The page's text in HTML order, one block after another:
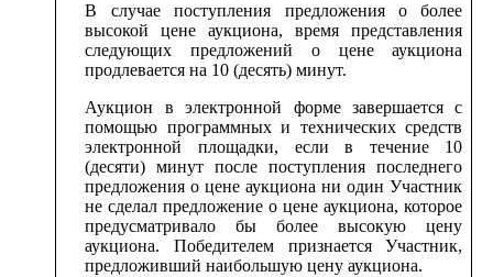
В случае поступления предложения о более
высокой цене аукциона, время представления
следующих предложений о цене аукциона
продлевается на 10 (десять) минут.
Аукцион в электронной форме завершается с
помощью программных и технических средств
электронной площадки, если в течение 10
(десяти) минут после поступления последнего
предложения о цене аукциона ни один Участник
не сделал предложение о цене аукциона, которое
предусматривало бы более высокую цену
аукциона. Победителем признается Участник,
предложивший наибольшую цену аукциона.